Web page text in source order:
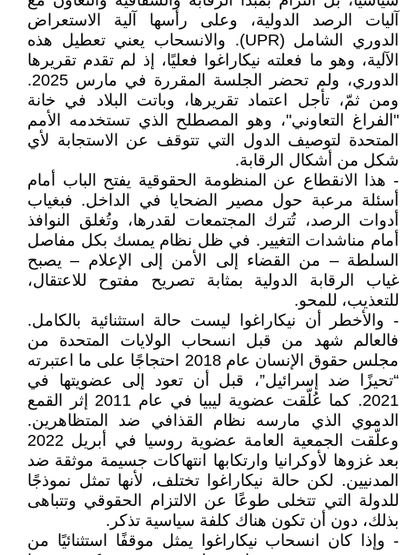
آليات الرصد الدولية، وعلى رأسها آلية الاستعراض
الدوري الشامل (UPR). والانسحاب يعني تعطيل هذه
الآلية، وهو ما فعلته نيكاراغوا فعليًا، إذ لم تقدم تقريرها
الدوري، ولم تحضر الجلسة المقررة في مارس 2025.
ومن ثمّ، تأجل اعتماد تقريرها، وباتت البلاد في خانة
"الفراغ التعاوني"، وهو المصطلح الذي تستخدمه الأمم
المتحدة لتوصيف الدول التي تتوقف عن الاستجابة لأي
شكل من أشكال الرقابة.
- هذا الانقطاع عن المنظومة الحقوقية يفتح الباب أمام
أسئلة مرعبة حول مصير الضحايا في الداخل. فبغياب
أدوات الرصد، تُترك المجتمعات لقدرها، وتُغلق النوافذ
أمام مناشدات التغيير. في ظل نظام يمسك بكل مفاصل
السلطة – من القضاء إلى الأمن إلى الإعلام – يصبح
غياب الرقابة الدولية بمثابة تصريح مفتوح للاعتقال،
للتعذيب، للمحو.
- والأخطر أن نيكاراغوا ليست حالة استثنائية بالكامل.
فالعالم شهد من قبل انسحاب الولايات المتحدة من
مجلس حقوق الإنسان عام 2018 احتجاجًا على ما اعتبرته
“تحيزًا ضد إسرائيل”، قبل أن تعود إلى عضويتها في
2021. كما عُلّقت عضوية ليبيا في عام 2011 إثر القمع
الدموي الذي مارسه نظام القذافي ضد المتظاهرين.
وعلّقت الجمعية العامة عضوية روسيا في أبريل 2022
بعد غزوها لأوكرانيا وارتكابها انتهاكات جسيمة موثقة ضد
المدنيين. لكن حالة نيكاراغوا تختلف، لأنها تمثل نموذجًا
للدولة التي تتخلى طوعًا عن الالتزام الحقوقي وتتباهى
بذلك، دون أن تكون هناك كلفة سياسية تذكر.
- وإذا كان انسحاب نيكاراغوا يمثل موقفًا استثنائيًا من